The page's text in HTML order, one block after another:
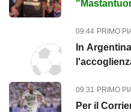
09:44 PRIMO
In
09:31 PRIMO
Per il